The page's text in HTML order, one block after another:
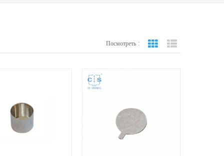
Посмотреть : вид сетки